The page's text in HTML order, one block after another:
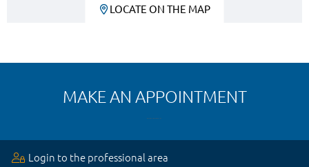
LOCATE ON THE MAP
MAKE AN APPOINTMENT
Login to the professional area